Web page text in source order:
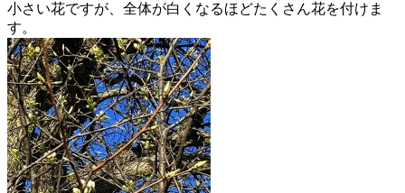
小さい花ですが、全体が白くなるほどたくさん花を付けま
す。